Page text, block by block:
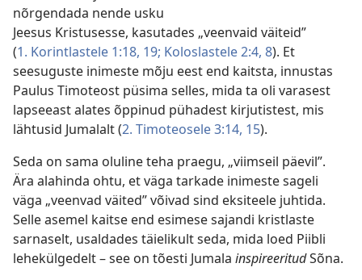
nõrgendada nende usku
Jeesus Kristusesse, kasutades „veenvaid väiteid”
(1. Korintlastele 1:18, 19; Koloslastele 2:4, 8). Et
seesuguste inimeste mõju eest end kaitsta, innustas
Paulus Timoteost püsima selles, mida ta oli varasest
lapseeast alates õppinud pühadest kirjutistest, mis
lähtusid Jumalalt (2. Timoteosele 3:14, 15).
Seda on sama oluline teha praegu, „viimseil päevil”.
Ära alahinda ohtu, et väga tarkade inimeste sageli
väga „veenvad väited” võivad sind eksiteele juhtida.
Selle asemel kaitse end esimese sajandi kristlaste
sarnaselt, usaldades täielikult seda, mida loed Piibli
lehekülgedelt – see on tõesti Jumala inspireeritudSõna.